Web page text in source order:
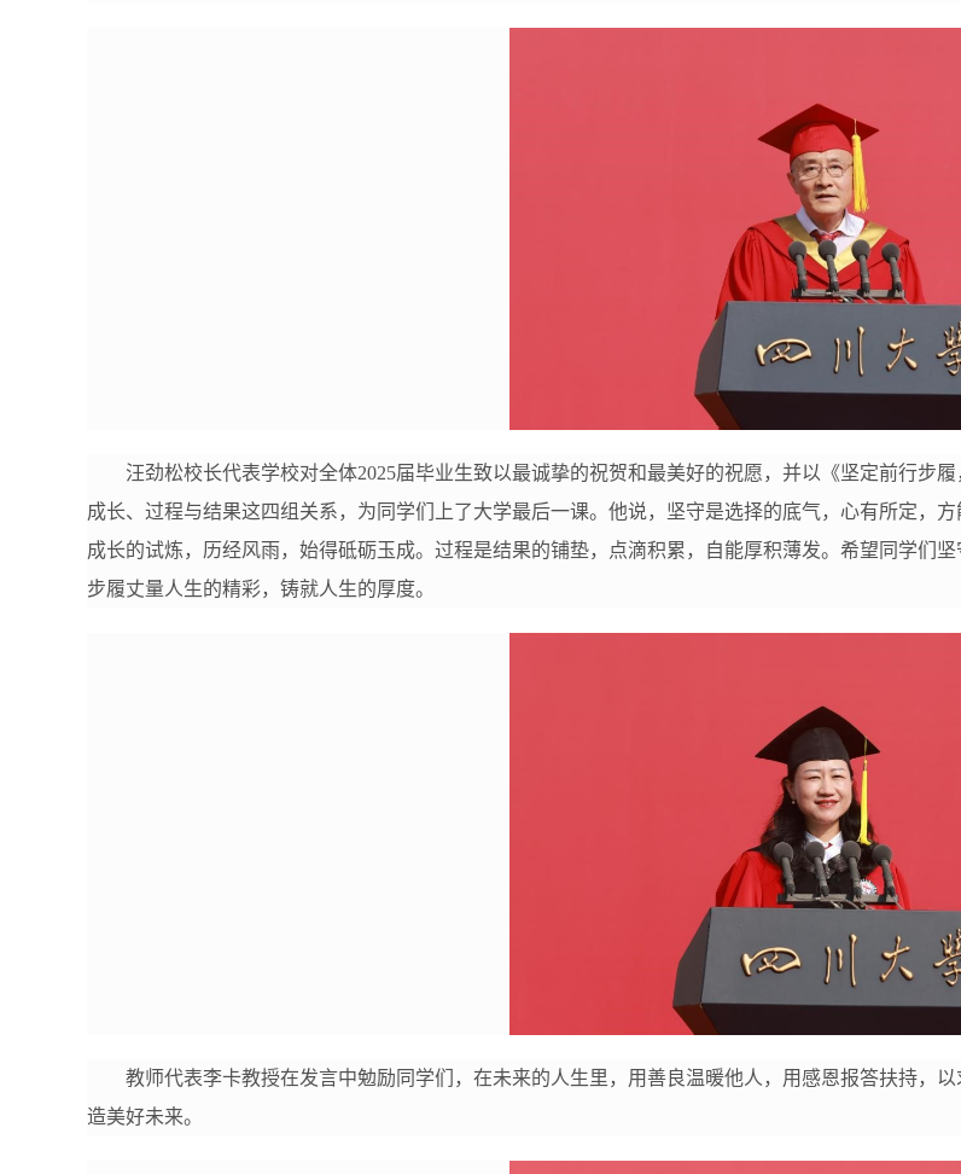
汪劲松校长代表学校对全体2025届毕业生致以最诚挚的祝贺和最美好的祝愿，并以《坚定前行步
成长、过程与结果这四组关系，为同学们上了大学最后一课。他说，坚守是选择的底气，心有所定，
成长的试炼，历经风雨，始得砥砺玉成。过程是结果的铺垫，点滴积累，自能厚积薄发。希望同学们
步履丈量人生的精彩，铸就人生的厚度。
教师代表李卡教授在发言中勉励同学们，在未来的人生里，用善良温暖他人，用感恩报答扶持，
造美好未来。